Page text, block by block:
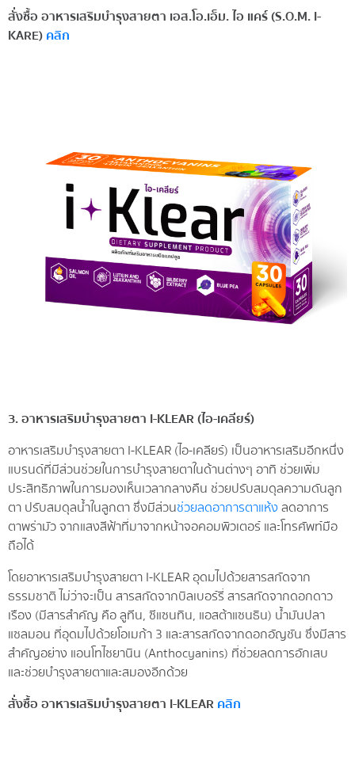
สั่งซื้อ อาหารเสริมบำรุงสายตา เอส.โอ.เอ็ม. ไอ แคร์ (S.O.M. I-
KARE)คลิก
3.อาหารเสริมบำรุงสายตา I-KLEAR(ไอ-เคลียร์)
อาหารเสริมบำรุงสายตา I-KLEAR (ไอ-เคลียร์) เป็นอาหารเสริมอีกหนึ่ง
แบรนด์ที่มีส่วนช่วยในการบำรุงสายตาในด้านต่างๆ อาทิ ช่วยเพิ่ม
ประสิทธิภาพในการมองเห็นเวลากลางคืน ช่วยปรับสมดุลความดันลูก
ตา ปรับสมดุลน้ำในลูกตา ซึ่งมีส่วนช่วยลดอาการตาแห้งลดอาการ
ตาพร่ามัว จากแสงสีฟ้าที่มาจากหน้าจอคอมพิวเตอร์ และโทรศัพท์มือ
ถือได้
โดยอาหารเสริมบำรุงสายตา I-KLEAR อุดมไปด้วยสารสกัดจาก
ธรรมชาติ ไม่ว่าจะเป็น สารสกัดจากบิลเบอร์รี่ สารสกัดจากดอกดาว
เรือง (มีสารสำคัญ คือ ลูทีน, ซีแซนทิน, แอสต้าแซนธิน) น้ำมันปลา
แซลมอน ที่อุดมไปด้วยโอเมก้า 3 และสารสกัดจากดอกอัญชัน ซึ่งมีสาร
สำคัญอย่าง แอนโทไซยานิน (Anthocyanins) ที่ช่วยลดการอักเสบ
และช่วยบำรุงสายตาและสมองอีกด้วย
สั่งซื้ออาหารเสริมบำรุงสายตา I-KLEAR คลิก